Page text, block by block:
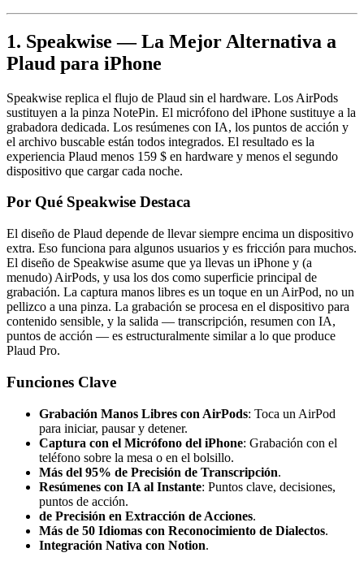
1. Speakwise — La Mejor Alternativa a
Plaud para iPhone
Speakwise replica el flujo de Plaud sin el hardware. Los AirPods
sustituyen a la pinza NotePin. El micrófono del iPhone sustituye a la
grabadora dedicada. Los resúmenes con IA, los puntos de acción y
el archivo buscable están todos integrados. El resultado es la
experiencia Plaud menos 159 $ en hardware y menos el segundo
dispositivo que cargar cada noche.
Por Qué Speakwise Destaca
El diseño de Plaud depende de llevar siempre encima un dispositivo
extra. Eso funciona para algunos usuarios y es fricción para muchos.
El diseño de Speakwise asume que ya llevas un iPhone y (a
menudo) AirPods, y usa los dos como superficie principal de
grabación. La captura manos libres es un toque en un AirPod, no un
pellizco a una pinza. La grabación se procesa en el dispositivo para
contenido sensible, y la salida — transcripción, resumen con IA,
puntos de acción — es estructuralmente similar a lo que produce
Plaud Pro.
Funciones Clave
Grabación Manos Libres con AirPods: Toca un AirPod
para iniciar, pausar y detener.
Captura con el Micrófono del iPhone: Grabación con el
teléfono sobre la mesa o en el bolsillo.
Más del 95% de Precisión de Transcripción.
Resúmenes con IA al Instante: Puntos clave, decisiones,
puntos de acción.
de Precisión en Extracción de Acciones.
Más de 50 Idiomas con Reconocimiento de Dialectos.
Integración Nativa con Notion.